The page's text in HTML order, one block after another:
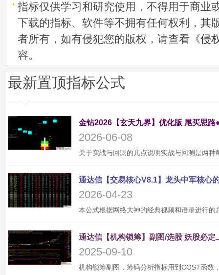
指标仅供学习和研究使用，不得用于商业
下载的指标、软件等不拥有任何权利，其
者所有，如有侵犯您的版权，请查看《侵
容。
最新置顶指标公式
金钻2026【玄天九界】优化版 尾买思
2026-06-08
2026-04-23
2025-09-10